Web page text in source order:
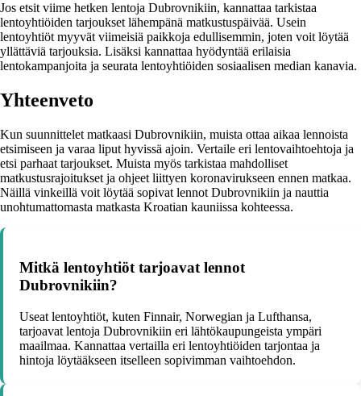
Jos etsit viime hetken lentoja Dubrovnikiin, kannattaa tarkistaa
lentoyhtiöiden tarjoukset lähempänä matkustuspäivää. Usein
lentoyhtiöt myyvät viimeisiä paikkoja edullisemmin, joten voit löytää
yllättäviä tarjouksia. Lisäksi kannattaa hyödyntää erilaisia
lentokampanjoita ja seurata lentoyhtiöiden sosiaalisen median kanavia.
Yhteenveto
Kun suunnittelet matkaasi Dubrovnikiin, muista ottaa aikaa lennoista
etsimiseen ja varaa liput hyvissä ajoin. Vertaile eri lentovaihtoehtoja ja
etsi parhaat tarjoukset. Muista myös tarkistaa mahdolliset
matkustusrajoitukset ja ohjeet liittyen koronavirukseen ennen matkaa.
Näillä vinkeillä voit löytää sopivat lennot Dubrovnikiin ja nauttia
unohtumattomasta matkasta Kroatian kauniissa kohteessa.
Mitkä lentoyhtiöt tarjoavat lennot
Dubrovnikiin?
Useat lentoyhtiöt, kuten Finnair, Norwegian ja Lufthansa,
tarjoavat lentoja Dubrovnikiin eri lähtökaupungeista ympäri
maailmaa. Kannattaa vertailla eri lentoyhtiöiden tarjontaa ja
hintoja löytääkseen itselleen sopivimman vaihtoehdon.